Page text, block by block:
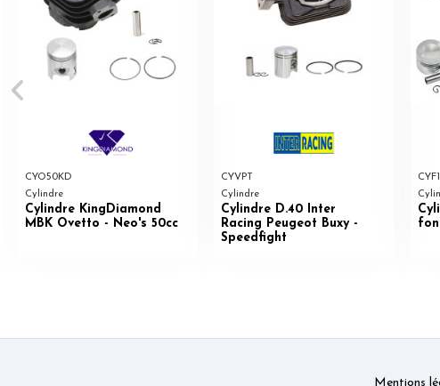
CYO50KD
Cylindre
Cylindre KingDiamond
MBK Ovetto - Neo's 50cc
CYVPT
Cylindre
Cylindre D.40 Inter
Racing Peugeot Buxy -
Speedfight
Mentions